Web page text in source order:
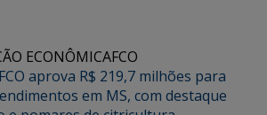
ECONÔMICAFCO
aprova R$ 219,7 milhões para
em MS, com destaque